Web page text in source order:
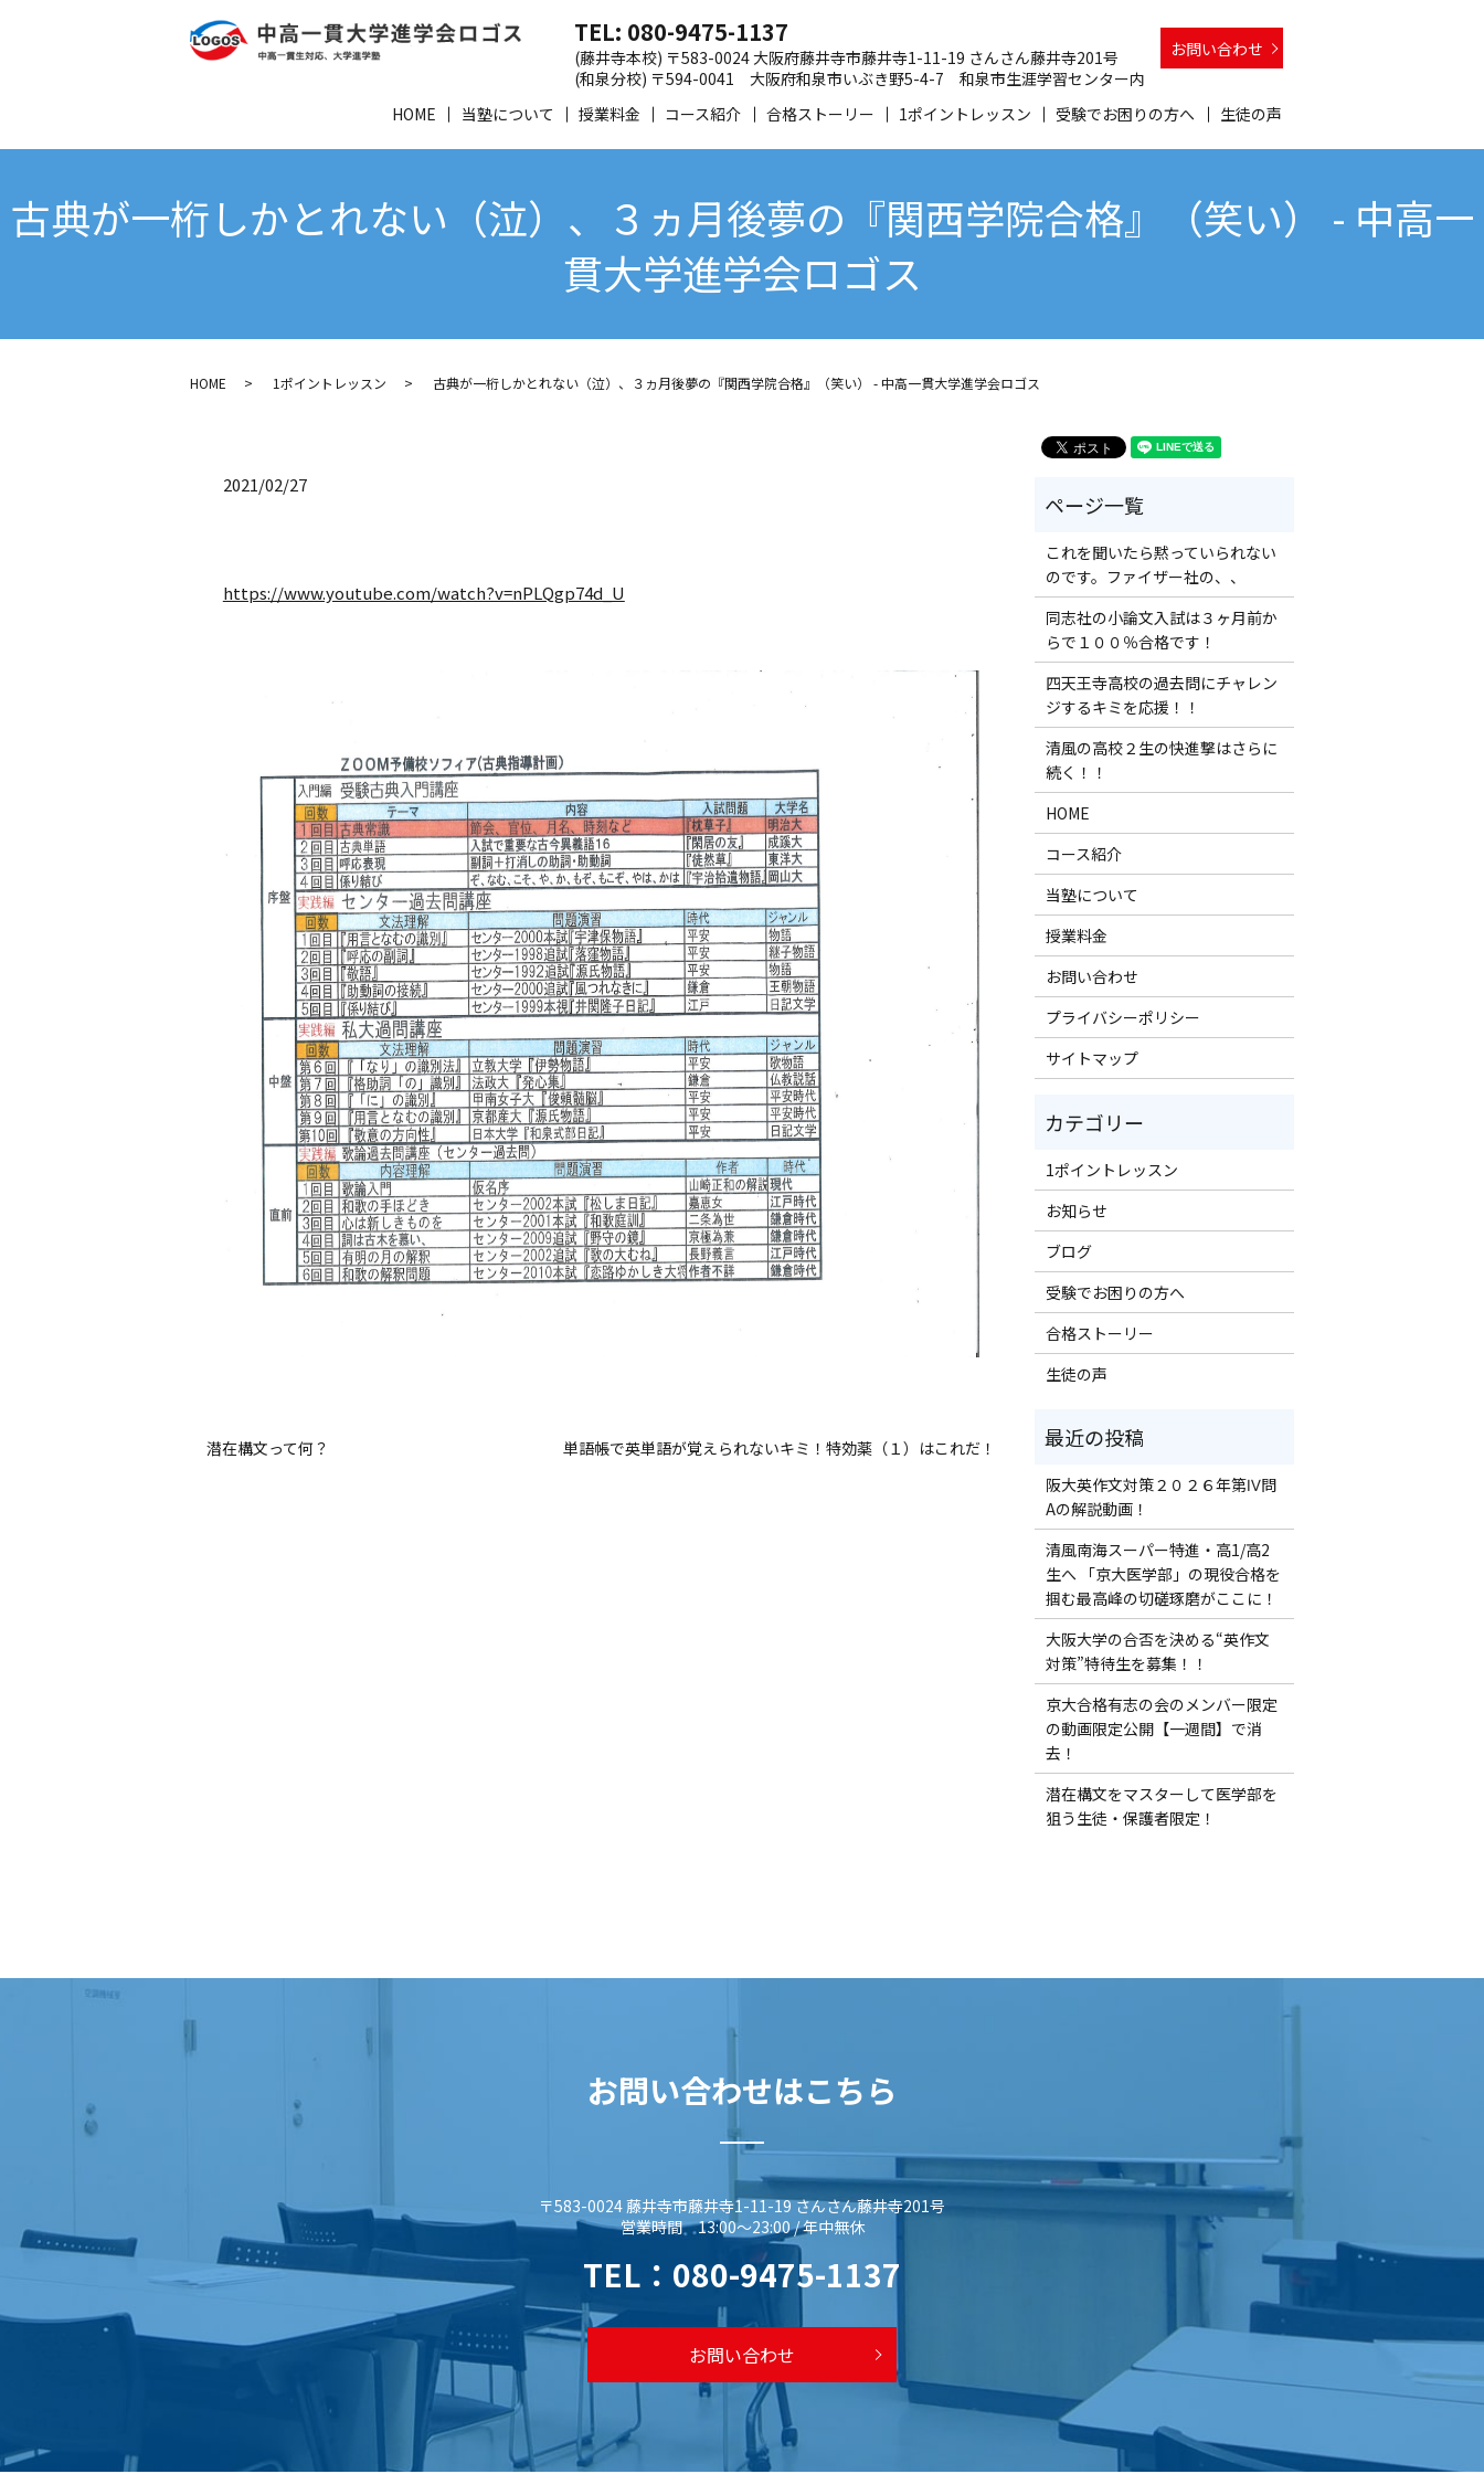
HOME 当塾について 授業料金 コース紹介 合格ストーリー 1ポイントレッスン 受験でお困りの方へ 生徒の声
TEL: 080-9475-1137
(藤井寺本校) 〒583-0024 大阪府藤井寺市藤井寺1-11-19 さんさん藤井寺201号
(和泉分校) 〒594-0041 大阪府和泉市いぶき野5-4-7 和泉市生涯学習センター内
お問い合わせ
古典が一桁しかとれない（泣）、３ヵ月後夢の『関西学院合格』（笑い） - 中高一
貫大学進学会ロゴス
HOME 1ポイントレッスン 古典が一桁しかとれない（泣）、３ヵ月後夢の『関西学院合格』（笑い） - 中高一貫大学進学会ロゴス
2021/02/27
https://www.youtube.com/watch?v=nPLQgp74d_U
潜在構文って何？ 単語帳で英単語が覚えられないキミ！特効薬（１）はこれだ！
これを聞いたら黙っていられない
のです。ファイザー社の、、
同志社の小論文入試は３ヶ月前か
らで１００％合格です！
四天王寺高校の過去問にチャレン
ジするキミを応援！！
清風の高校２生の快進撃はさらに
続く！！
HOME
コース紹介
当塾について
授業料金
お問い合わせ
プライバシーポリシー
サイトマップ
1ポイントレッスン
お知らせ
ブログ
受験でお困りの方へ
合格ストーリー
生徒の声
阪大英作文対策２０２６年第Ⅳ問
Aの解説動画！
清風南海スーパー特進・高1/高2
生へ 「京大医学部」の現役合格を
掴む最高峰の切磋琢磨がここに！
大阪大学の合否を決める“英作文
対策”特待生を募集！！
京大合格有志の会のメンバー限定
の動画限定公開【一週間】で消
去！
潜在構文をマスターして医学部を
狙う生徒・保護者限定！
お問い合わせはこちら
〒583-0024 藤井寺市藤井寺1-11-19 さんさん藤井寺201号
営業時間 13:00～23:00 / 年中無休
TEL： 080-9475-1137
お問い合わせ